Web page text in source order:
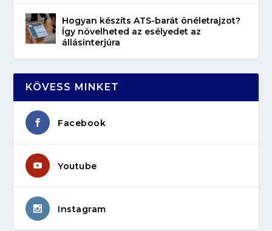
Hogyan készíts ATS-barát önéletrajzot?
Így növelheted az esélyedet az
állásinterjúra
KÖVESS MINKET
Facebook
Youtube
Instagram